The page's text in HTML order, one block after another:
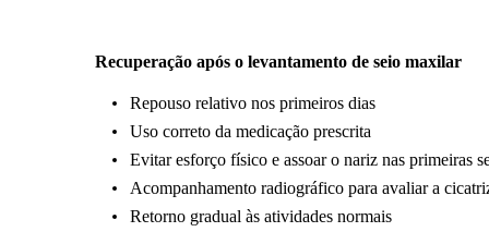
Recuperação após o levantamento de seio maxilar
Repouso relativo nos primeiros dias
Uso correto da medicação prescrita
Evitar esforço físico e assoar o nariz nas primeiras
Acompanhamento radiográfico para avaliar a
Retorno gradual às atividades normais